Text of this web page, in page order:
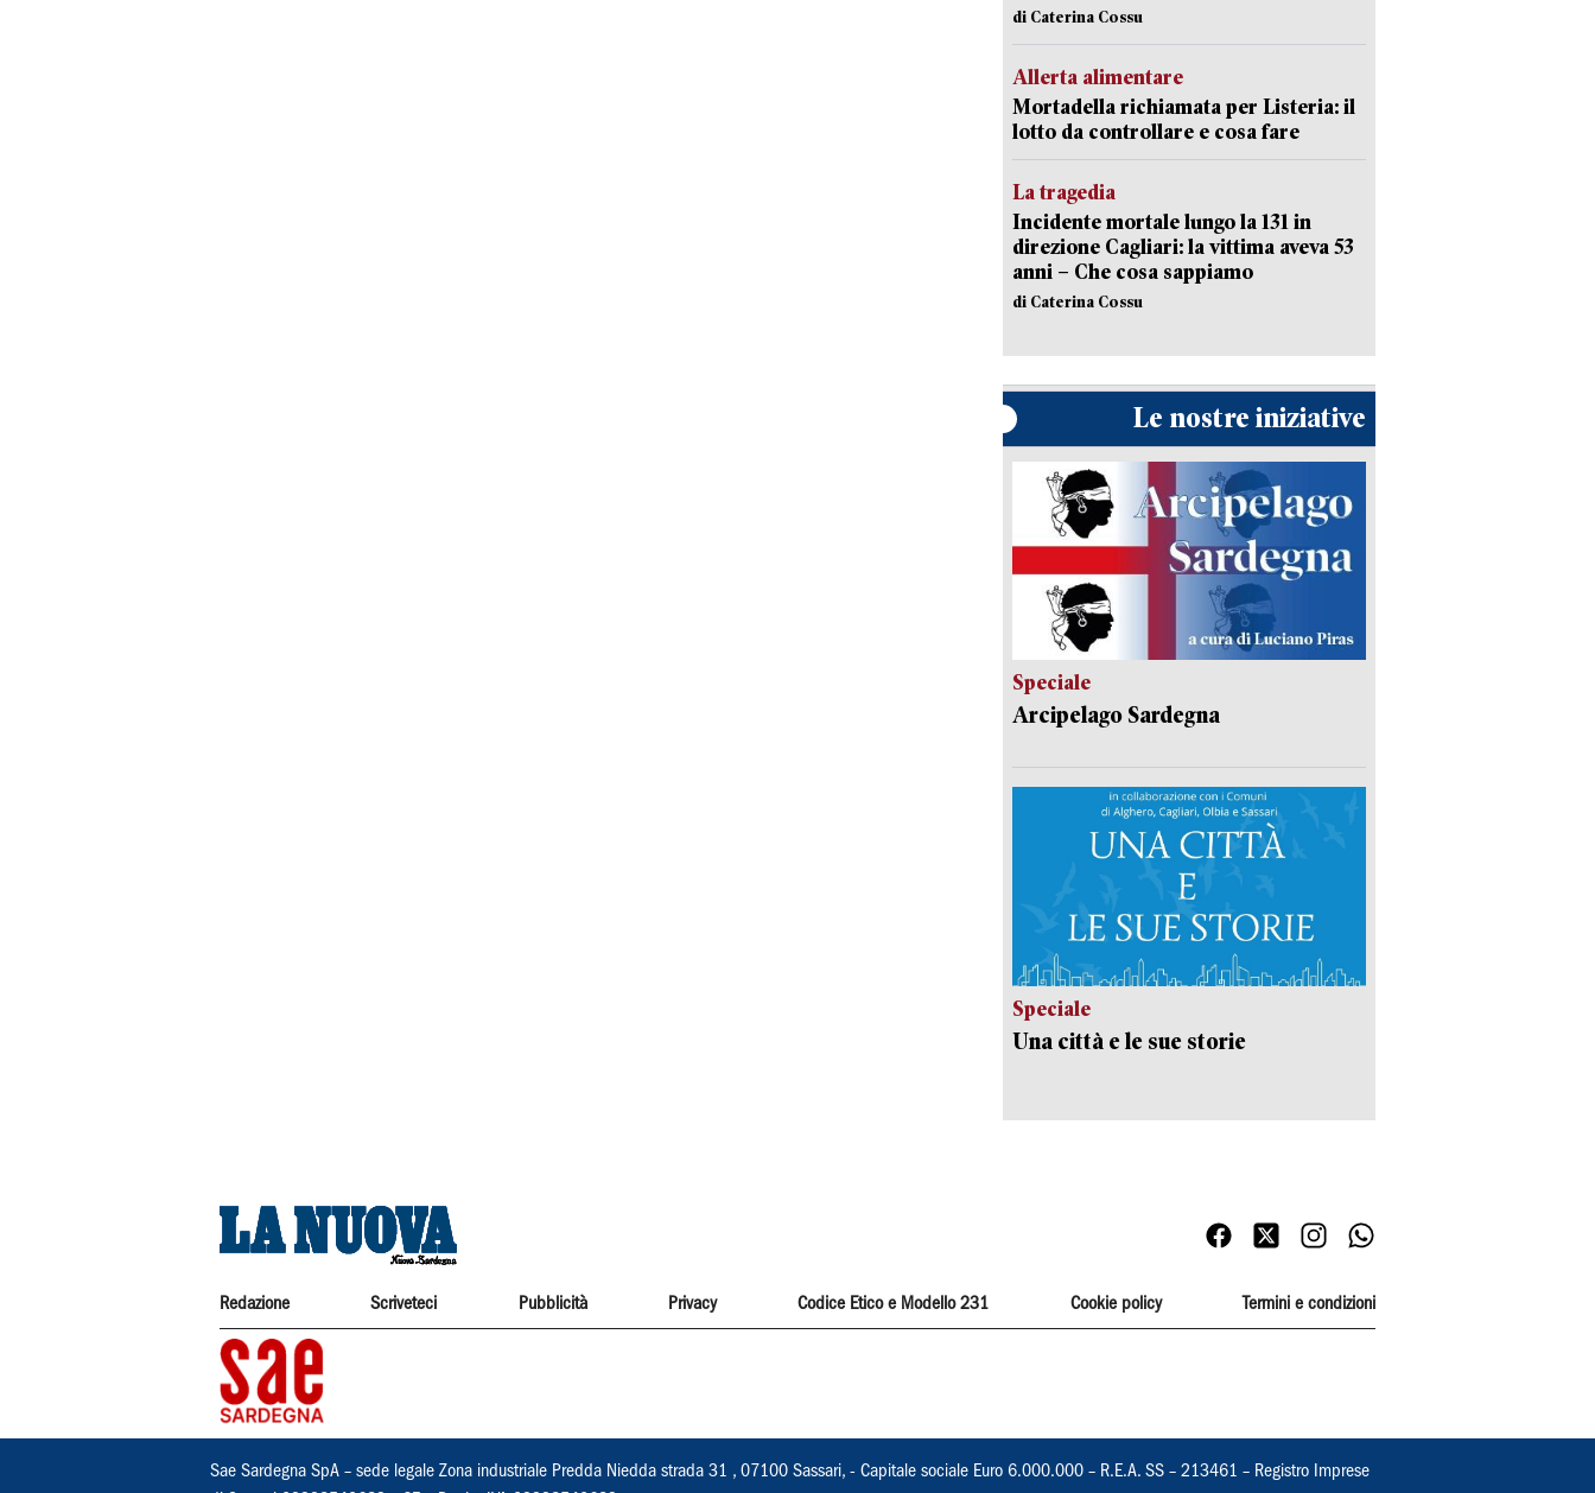
di Caterina Cossu
Allerta alimentare
Mortadella richiamata per Listeria: il
lotto da controllare e cosa fare
La tragedia
Incidente mortale lungo la 131 in
direzione Cagliari: la vittima aveva 53
anni – Che cosa sappiamo
di Caterina Cossu
Le nostre iniziative
Speciale
Arcipelago Sardegna
Speciale
Una città e le sue storie
Redazione Scriveteci Pubblicità Privacy Codice Etico e Modello 231 Cookie policy Termini e condizioni
Sae Sardegna SpA – sede legale Zona industriale Predda Niedda strada 31 , 07100 Sassari, - Capitale sociale Euro 6.000.000 – R.E.A. SS – 213461 – Registro Imprese